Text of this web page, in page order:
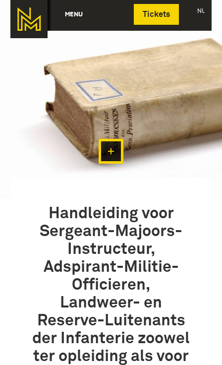
MENU Tickets NL
Deutsch
Handleiding voor
Sergeant-Majoors-
Instructeur,
Adspirant-Militie-
Officieren,
Landweer- en
Reserve-Luitenants
der Infanterie zoowel
ter opleiding als voor